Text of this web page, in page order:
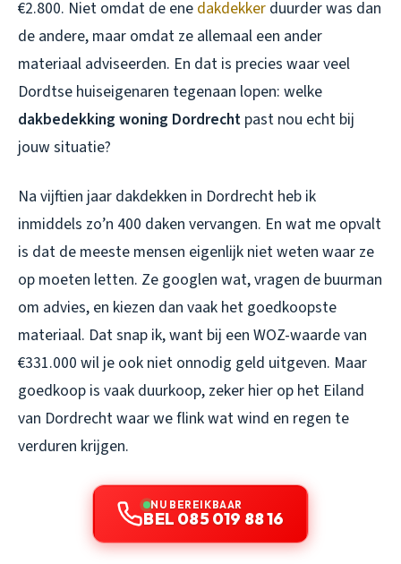
€2.800. Niet omdat de ene dakdekker duurder was dan
de andere, maar omdat ze allemaal een ander
materiaal adviseerden. En dat is precies waar veel
Dordtse huiseigenaren tegenaan lopen: welke
dakbedekking woning Dordrecht past nou echt bij
jouw situatie?
Na vijftien jaar dakdekken in Dordrecht heb ik
inmiddels zo’n 400 daken vervangen. En wat me opvalt
is dat de meeste mensen eigenlijk niet weten waar ze
op moeten letten. Ze googlen wat, vragen de buurman
om advies, en kiezen dan vaak het goedkoopste
materiaal. Dat snap ik, want bij een WOZ-waarde van
€331.000 wil je ook niet onnodig geld uitgeven. Maar
goedkoop is vaak duurkoop, zeker hier op het Eiland
van Dordrecht waar we flink wat wind en regen te
verduren krijgen.
NU BEREIKBAAR
BEL 085 019 88 16